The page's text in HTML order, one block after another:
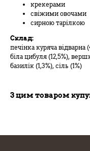
крекерами
свіжими овочами
сирною тарілкою
Склад:
печінка куряча відварна
біла цибуля (12,5%),
базилік (1,3%), сіль (1%)
З цим товаром